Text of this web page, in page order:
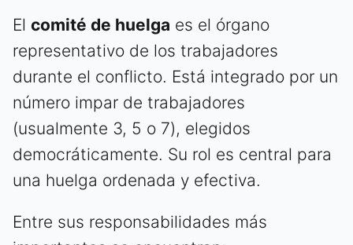
El comité de huelga es el órgano
representativo de los trabajadores
durante el conflicto. Está integrado por un
número impar de trabajadores
(usualmente 3, 5 o 7), elegidos
democráticamente. Su rol es central para
una huelga ordenada y efectiva.
Entre sus responsabilidades más